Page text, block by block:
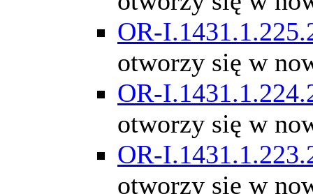
OR-
otworzy się w
OR-
otworzy się w
OR-
otworzy się w